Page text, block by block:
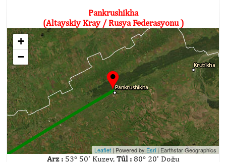
Pankrushikha
(Altayskiy Kray / Rusya Federasyonu )
+
−
Leaflet | Powered by Esri | Earthstar Geographics
Arz :53° 50' Kuzey, Tûl :80° 20' Doğu